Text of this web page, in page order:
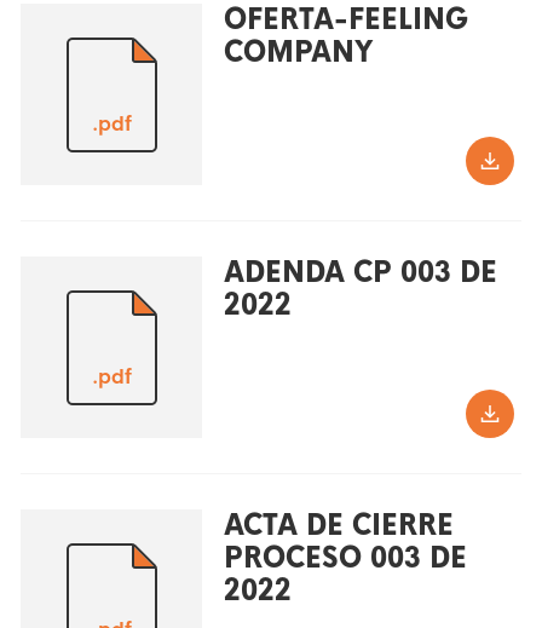
.pdf
OFERTA-FEELING
COMPANY
.pdf
ADENDA CP 003 DE
2022
ACTA DE CIERRE
PROCESO 003 DE
2022